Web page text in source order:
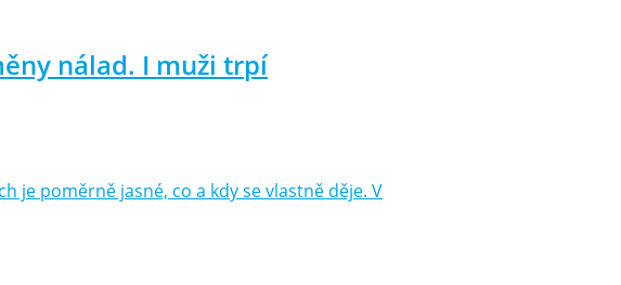
nálad. I muži trpí
je poměrně jasné, co a kdy se vlastně děje. V